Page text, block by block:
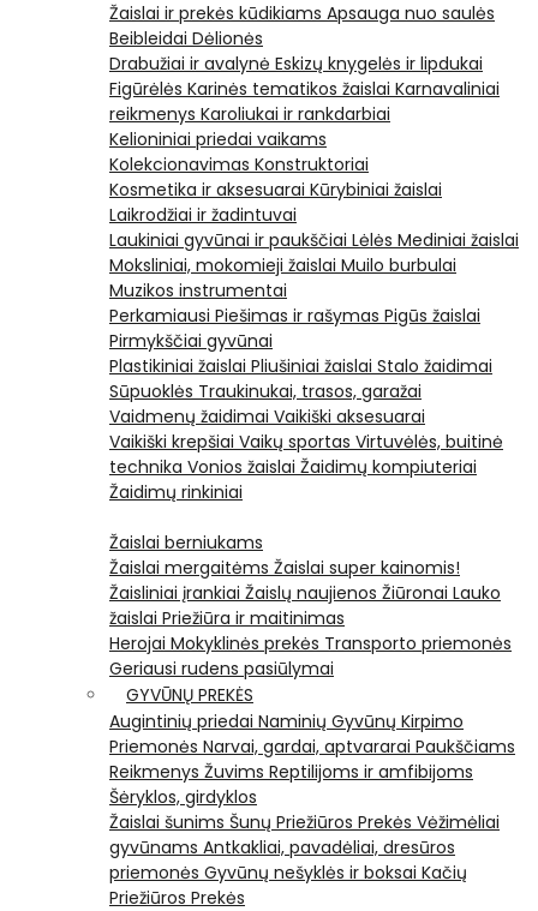
Žaislai ir prekės kūdikiams Apsauga nuo saulės
Beibleidai Dėlionės
Drabužiai ir avalynė Eskizų knygelės ir lipdukai
Figūrėlės Karinės tematikos žaislai Karnavaliniai
reikmenys Karoliukai ir rankdarbiai
Kelioniniai priedai vaikams
Kolekcionavimas Konstruktoriai
Kosmetika ir aksesuarai Kūrybiniai žaislai
Laikrodžiai ir žadintuvai
Laukiniai gyvūnai ir paukščiai Lėlės Mediniai žaislai
Moksliniai, mokomieji žaislai Muilo burbulai
Muzikos instrumentai
Perkamiausi Piešimas ir rašymas Pigūs žaislai
Pirmykščiai gyvūnai
Plastikiniai žaislai Pliušiniai žaislai Stalo žaidimai
Sūpuoklės Traukinukai, trasos, garažai
Vaidmenų žaidimai Vaikiški aksesuarai
Vaikiški krepšiai Vaikų sportas Virtuvėlės, buitinė
technika Vonios žaislai Žaidimų kompiuteriai
Žaidimų rinkiniai
Žaislai berniukams
Žaislai mergaitėms Žaislai super kainomis!
Žaisliniai įrankiai Žaislų naujienos Žiūronai Lauko
žaislai Priežiūra ir maitinimas
Herojai Mokyklinės prekės Transporto priemonės
Geriausi rudens pasiūlymai
GYVŪNŲ PREKĖS
Augintinių priedai Naminių Gyvūnų Kirpimo
Priemonės Narvai, gardai, aptvararai Paukščiams
Reikmenys Žuvims Reptilijoms ir amfibijoms
Šėryklos, girdyklos
Žaislai šunims Šunų Priežiūros Prekės Vėžimėliai
gyvūnams Antkakliai, pavadėliai, dresūros
priemonės Gyvūnų nešyklės ir boksai Kačių
Priežiūros Prekės